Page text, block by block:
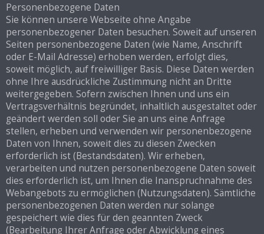
Personenbezogene Daten
Sie können unsere Webseite ohne Angabe
personenbezogener Daten besuchen. Soweit auf unseren
Seiten personenbezogene Daten (wie Name, Anschrift
oder E-Mail Adresse) erhoben werden, erfolgt dies,
soweit möglich, auf freiwilliger Basis. Diese Daten werden
ohne Ihre ausdrückliche Zustimmung nicht an Dritte
weitergegeben. Sofern zwischen Ihnen und uns ein
Vertragsverhältnis begründet, inhaltlich ausgestaltet oder
geändert werden soll oder Sie an uns eine Anfrage
stellen, erheben und verwenden wir personenbezogene
Daten von Ihnen, soweit dies zu diesen Zwecken
erforderlich ist (Bestandsdaten). Wir erheben,
verarbeiten und nutzen personenbezogene Daten soweit
dies erforderlich ist, um Ihnen die Inanspruchnahme des
Webangebots zu ermöglichen (Nutzungsdaten). Sämtliche
personenbezogenen Daten werden nur solange
gespeichert wie dies für den geannten Zweck
(Bearbeitung Ihrer Anfrage oder Abwicklung eines